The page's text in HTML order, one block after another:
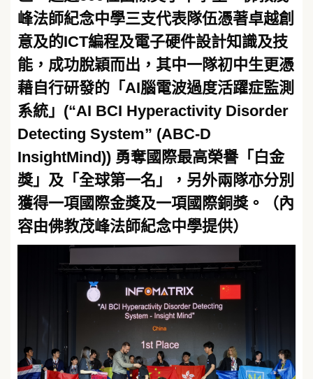
峰法師紀念中學三支代表隊伍憑著卓越創
意及的ICT編程及電子硬件設計知識及技
能，成功脫穎而出，其中一隊初中生更憑
藉自行研發的「AI腦電波過度活躍症監測
系統」(“AI BCI Hyperactivity Disorder
Detecting System” (ABC-D
InsightMind)) 勇奪國際最高榮譽「白金
獎」及「全球第一名」，另外兩隊亦分別
獲得一項國際金獎及一項國際銅獎。（內
容由佛教茂峰法師紀念中學提供）